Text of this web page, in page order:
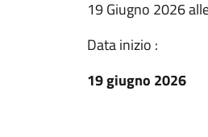
19 Giugno 2026
Data inizio :
19 giugno 2026